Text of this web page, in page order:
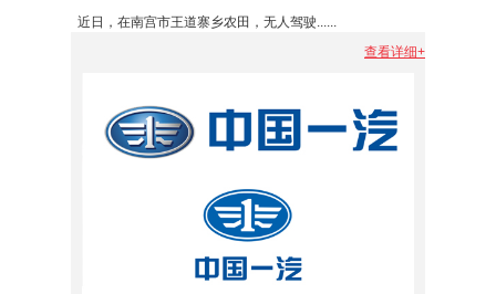
近日，在南宫市王道寨乡农田，无人驾驶......
查看详细+